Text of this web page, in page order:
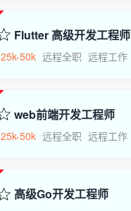
Flutter 高级开发工程师
25k-50k 远程全职 远程工作
web前端开发工程师
25k-50k 远程全职 远程工作
高级Go开发工程师